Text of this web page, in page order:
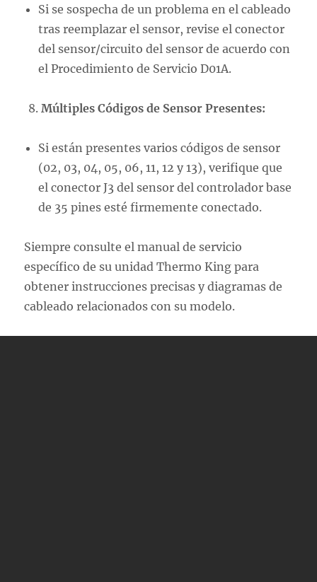
Si se sospecha de un problema en el cableado
tras reemplazar el sensor, revise el conector
del sensor/circuito del sensor de acuerdo con
el Procedimiento de Servicio D01A.
Múltiples Códigos de Sensor Presentes:
Si están presentes varios códigos de sensor
(02, 03, 04, 05, 06, 11, 12 y 13), verifique que
el conector J3 del sensor del controlador base
de 35 pines esté firmemente conectado.
Siempre consulte el manual de servicio
específico de su unidad Thermo King para
obtener instrucciones precisas y diagramas de
cableado relacionados con su modelo.